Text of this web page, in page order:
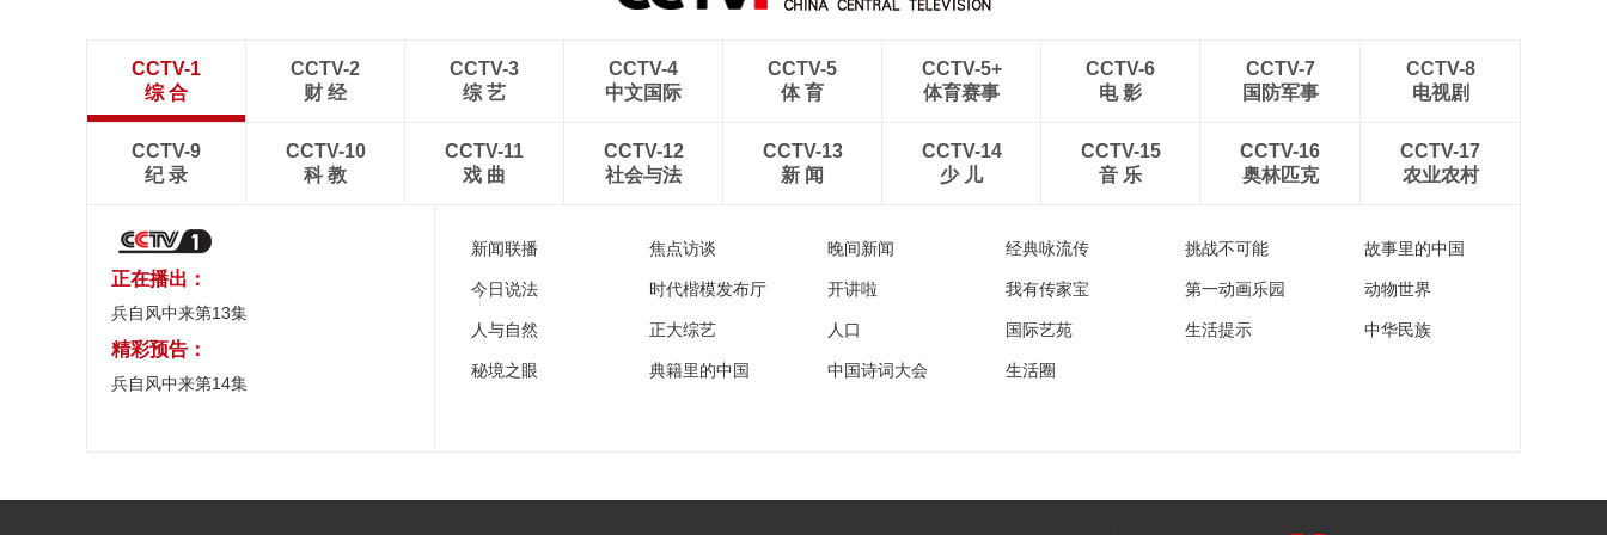
CCTV-1
综 合
CCTV-2
财 经
CCTV-3
综 艺
CCTV-4
中文国际
CCTV-5
体 育
CCTV-5+
体育赛事
CCTV-6
电 影
CCTV-7
国防军事
CCTV-8
电视剧
CCTV-9
纪 录
CCTV-10
科 教
CCTV-11
戏 曲
CCTV-12
社会与法
CCTV-13
新 闻
CCTV-14
少 儿
CCTV-15
音 乐
CCTV-16
奥林匹克
CCTV-17
农业农村
正在播出：
兵自风中来第13集
精彩预告：
兵自风中来第14集
新闻联播 焦点访谈 晚间新闻 经典咏流传 挑战不可能 故事里的中国
今日说法 时代楷模发布厅 开讲啦 我有传家宝 第一动画乐园 动物世界
人与自然 正大综艺 人口 国际艺苑 生活提示 中华民族
秘境之眼 典籍里的中国 中国诗词大会 生活圈